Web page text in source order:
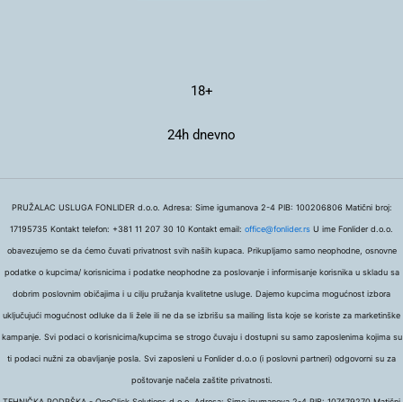
18+
24h dnevno
PRUŽALAC USLUGA FONLIDER d.o.o. Adresa: Sime igumanova 2-4 PIB: 100206806 Matični broj:
17195735 Kontakt telefon: +381 11 207 30 10 Kontakt email: office@fonlider.rs U ime Fonlider d.o.o.
obavezujemo se da ćemo čuvati privatnost svih naših kupaca. Prikupljamo samo neophodne, osnovne
podatke o kupcima/ korisnicima i podatke neophodne za poslovanje i informisanje korisnika u skladu sa
dobrim poslovnim običajima i u cilju pružanja kvalitetne usluge. Dajemo kupcima mogućnost izbora
uključujući mogućnost odluke da li žele ili ne da se izbrišu sa mailing lista koje se koriste za marketinške
kampanje. Svi podaci o korisnicima/kupcima se strogo čuvaju i dostupni su samo zaposlenima kojima su
ti podaci nužni za obavljanje posla. Svi zaposleni u Fonlider d.o.o (i poslovni partneri) odgovorni su za
poštovanje načela zaštite privatnosti.